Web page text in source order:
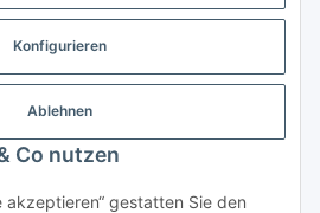
Konfigurieren
Ablehnen
Co nutzen
akzeptieren“ gestatten Sie den